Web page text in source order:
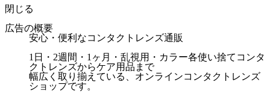
閉じる
広告の概要
安心・便利なコンタクトレンズ通販
1日・2週間・1ヶ月・乱視用・カラー各使い捨てコンタ
クトレンズからケア用品まで
幅広く取り揃えている、オンラインコンタクトレンズ
ショップです。